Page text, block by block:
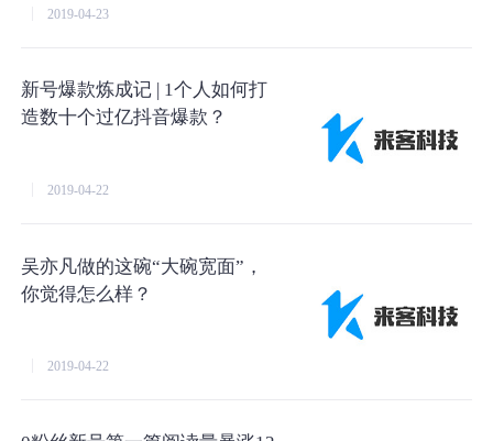
2019-04-23
新号爆款炼成记 | 1个人如何打
造数十个过亿抖音爆款？
2019-04-22
吴亦凡做的这碗“大碗宽面”，
你觉得怎么样？
2019-04-22